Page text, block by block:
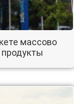
массово